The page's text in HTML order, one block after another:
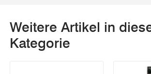
Weitere Artikel in
Kategorie